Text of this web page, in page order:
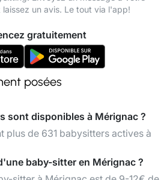
un avis. Le tout via l'app!
gratuitement
posées
sont disponibles à Mérignac ?
plus de 631 babysitters actives à
baby-sitter en Mérignac ?